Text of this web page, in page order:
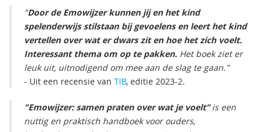
"Door de Emowijzer kunnen jij en het kind
spelenderwijs stilstaan bij gevoelens en leert het kind
vertellen over wat er dwars zit en hoe het zich voelt.
Interessant thema om op te pakken. Het boek ziet er
leuk uit, uitnodigend om mee aan de slag te gaan."
- Uit een recensie van TIB, editie 2023-2.
"Emowijzer: samen praten over wat je voelt”is een
nuttig en praktisch handboek voor ouders,